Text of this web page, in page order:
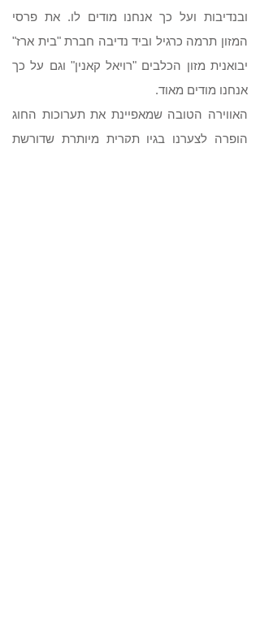
ובנדיבות ועל כך אנחנו מודים לו. את פרסי
המזון תרמה כרגיל וביד נדיבה חברת "בית ארז"
יבואנית מזון הכלבים "רויאל קאנין" וגם על כך
אנחנו מודים מאוד.
האווירה הטובה שמאפיינת את תערוכות החוג
הופרה לצערנו בגין תקרית מיותרת שדורשת